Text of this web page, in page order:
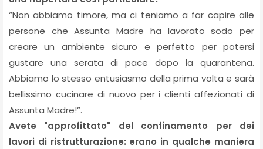
“Non abbiamo timore, ma ci teniamo a far capire alle
persone che AssuntaMadre ha lavorato sodo per
creare un ambiente sicuro e perfetto per potersi
gustare una serata di pace dopo la quarantena.
Abbiamo lo stesso entusiasmo della prima volta e sarà
bellissimo cucinare di nuovo per i clienti affezionati di
Assunta Madre!”.
Avete "approfittato" del confinamento per dei
lavori di ristrutturazione: erano in qualche maniera